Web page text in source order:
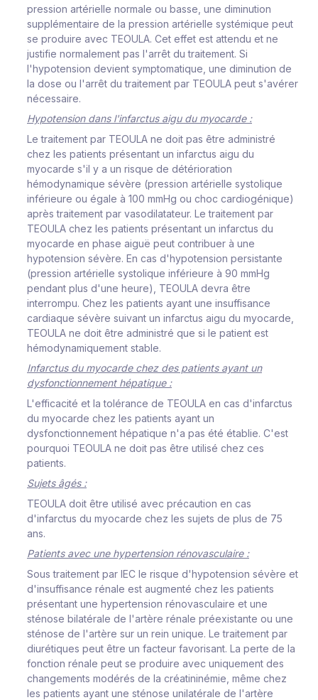
pression artérielle normale ou basse, une diminution
supplémentaire de la pression artérielle systémique peut
se produire avec TEOULA. Cet effet est attendu et ne
justifie normalement pas l'arrêt du traitement. Si
l'hypotension devient symptomatique, une diminution de
la dose ou l'arrêt du traitement par TEOULA peut s'avérer
nécessaire.
Hypotension dans l'infarctus aigu du myocarde :
Le traitement par TEOULA ne doit pas être administré
chez les patients présentant un infarctus aigu du
myocarde s'il y a un risque de détérioration
hémodynamique sévère (pression artérielle systolique
inférieure ou égale à 100 mmHg ou choc cardiogénique)
après traitement par vasodilatateur. Le traitement par
TEOULA chez les patients présentant un infarctus du
myocarde en phase aiguë peut contribuer à une
hypotension sévère. En cas d'hypotension persistante
(pression artérielle systolique inférieure à 90 mmHg
pendant plus d'une heure), TEOULA devra être
interrompu. Chez les patients ayant une insuffisance
cardiaque sévère suivant un infarctus aigu du myocarde,
TEOULA ne doit être administré que si le patient est
hémodynamiquement stable.
Infarctus du myocarde chez des patients ayant un
dysfonctionnement hépatique :
L'efficacité et la tolérance de TEOULA en cas d'infarctus
du myocarde chez les patients ayant un
dysfonctionnement hépatique n'a pas été établie. C'est
pourquoi TEOULA ne doit pas être utilisé chez ces
patients.
Sujets âgés :
TEOULA doit être utilisé avec précaution en cas
d'infarctus du myocarde chez les sujets de plus de 75
ans.
Patients avec une hypertension rénovasculaire :
Sous traitement par IEC le risque d'hypotension sévère et
d'insuffisance rénale est augmenté chez les patients
présentant une hypertension rénovasculaire et une
sténose bilatérale de l'artère rénale préexistante ou une
sténose de l'artère sur un rein unique. Le traitement par
diurétiques peut être un facteur favorisant. La perte de la
fonction rénale peut se produire avec uniquement des
changements modérés de la créatininémie, même chez
les patients ayant une sténose unilatérale de l'artère